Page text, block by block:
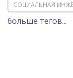
СОЦИАЛЬНАЯ
POSITIVE
больше тегов...